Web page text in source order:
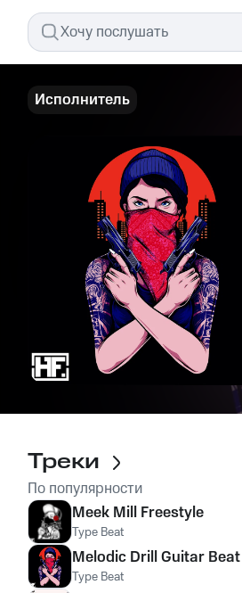
Исполнитель
Треки
По популярности
Meek Mill Freestyle
Type Beat
Melodic Drill Guitar Beat
Type Beat